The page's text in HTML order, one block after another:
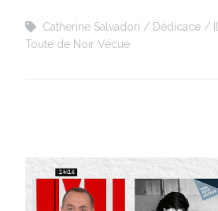
Catherine Salvadori Dédicace
Toute de Noir Vécue